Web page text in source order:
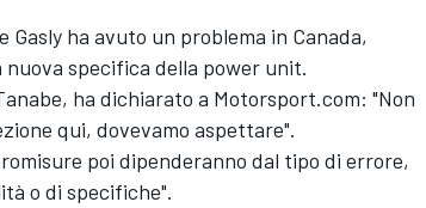
ha avuto un problema in Canada,
specifica della power unit.
ha dichiarato a Motorsport.com: "Non
qui, dovevamo aspettare".
poi dipenderanno dal tipo di errore,
o di specifiche".